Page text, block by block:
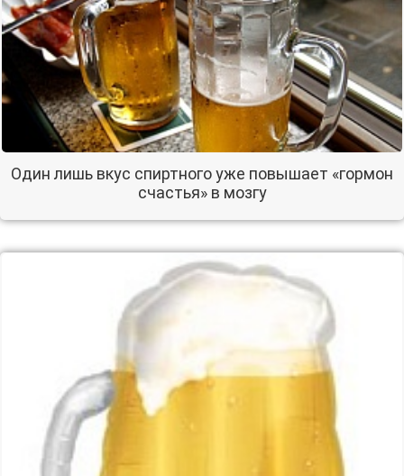
Один лишь вкус спиртного уже повышает «гормон
счастья» в мозгу